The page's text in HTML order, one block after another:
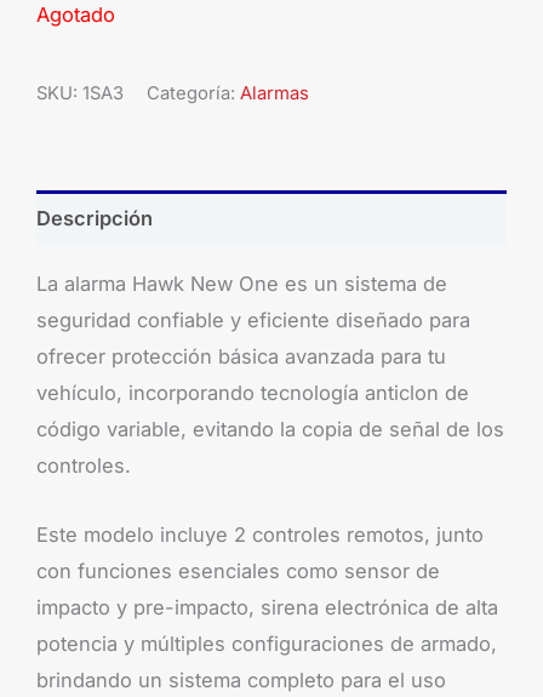
Agotado
SKU: 1SA3 Categoría: Alarmas
Descripción
La alarma Hawk New One es un sistema de
seguridad confiable y eficiente diseñado para
ofrecer protección básica avanzada para tu
vehículo, incorporando tecnología anticlon de
código variable, evitando la copia de señal de los
controles.
Este modelo incluye 2 controles remotos, junto
con funciones esenciales como sensor de
impacto y pre-impacto, sirena electrónica de alta
potencia y múltiples configuraciones de armado,
brindando un sistema completo para el uso